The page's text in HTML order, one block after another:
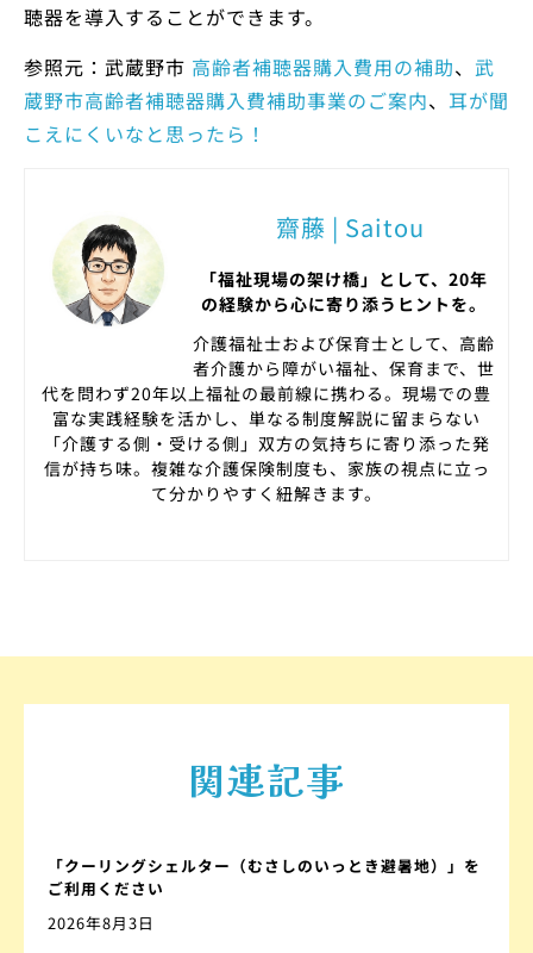
聴器を導入することができます。
参照元：武蔵野市 高齢者補聴器購入費用の補助、 武
蔵野市高齢者補聴器購入費補助事業のご案内、 耳が聞
こえにくいなと思ったら！
齋藤 | Saitou
「福祉現場の架け橋」として、20年
の経験から心に寄り添うヒントを。
介護福祉士および保育士として、高齢
者介護から障がい福祉、保育まで、世
代を問わず20年以上福祉の最前線に携わる。現場での豊
富な実践経験を活かし、単なる制度解説に留まらない
「介護する側・受ける側」双方の気持ちに寄り添った発
信が持ち味。複雑な介護保険制度も、家族の視点に立っ
て分かりやすく紐解きます。
関連記事
「クーリングシェルター（むさしのいっとき避暑地）」を
ご利用ください
2026年8月3日